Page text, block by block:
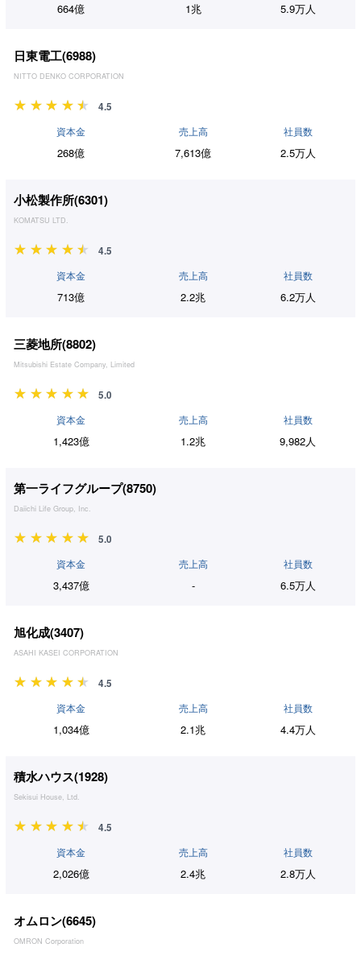
664億 1兆 5.9万人
日東電工(6988)
NITTO DENKO CORPORATION
4.5
資本金
268億
売上高
7,613億
社員数
2.5万人
小松製作所(6301)
KOMATSU LTD.
4.5
資本金
713億
売上高
2.2兆
社員数
6.2万人
三菱地所(8802)
Mitsubishi Estate Company, Limited
5.0
資本金
1,423億
売上高
1.2兆
社員数
9,982人
第一ライフグループ(8750)
Daiichi Life Group, Inc.
5.0
資本金
3,437億
売上高
-
社員数
6.5万人
旭化成(3407)
ASAHI KASEI CORPORATION
4.5
資本金
1,034億
売上高
2.1兆
社員数
4.4万人
積水ハウス(1928)
Sekisui House, Ltd.
4.5
資本金
2,026億
売上高
2.4兆
社員数
2.8万人
オムロン(6645)
OMRON Corporation